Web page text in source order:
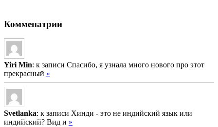
Комменатрии
Yiri Min: к записи Спасибо, я узнала много нового про этот
прекрасный »
Svetlanka: к записи Хинди - это не индийский язык или
индийский? Вид и »